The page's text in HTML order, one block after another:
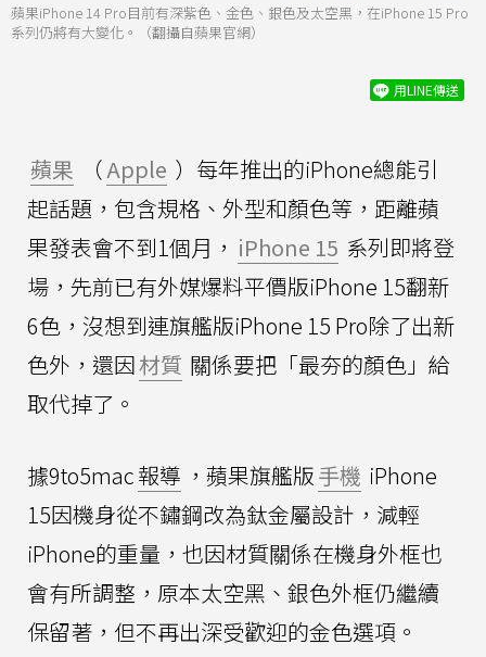
蘋果iPhone 14 Pro目前有深紫色、金色、銀色及太空黑，在iPhone 15 Pro
系列仍將有大變化。（翻攝自蘋果官網）
用LINE傳送
蘋果 （Apple ）每年推出的iPhone總能引
起話題，包含規格、外型和顏色等，距離蘋
果發表會不到1個月， iPhone 15 系列即將登
場，先前已有外媒爆料平價版iPhone 15翻新
6色，沒想到連旗艦版iPhone 15 Pro除了出新
色外，還因材質 關係要把「最夯的顏色」給
取代掉了。
據9to5mac報導 ，蘋果旗艦版手機 iPhone
15因機身從不鏽鋼改為鈦金屬設計，減輕
iPhone的重量，也因材質關係在機身外框也
會有所調整，原本太空黑、銀色外框仍繼續
保留著，但不再出深受歡迎的金色選項。